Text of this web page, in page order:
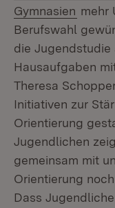
Gymnasien mehr
Berufswahl
die Jugendstudie
Hausaufgaben
Theresa
Initiativen zur
Orientierung
Jugendlichen
gemeinsam mit
Orientierung
Dass